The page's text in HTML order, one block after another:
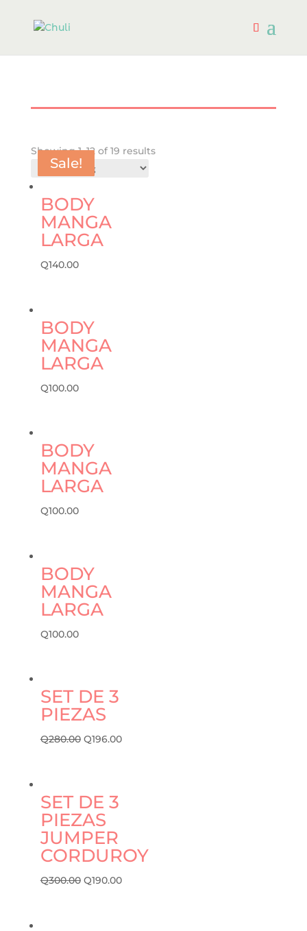
Showing 1–12 of 19 results
BODY
MANGA
LARGA
Q140.00
BODY
MANGA
LARGA
Q100.00
BODY
MANGA
LARGA
Q100.00
BODY
MANGA
LARGA
Q100.00
Sale!
SET DE 3
PIEZAS
Q280.00 Q196.00
Sale!
SET DE 3
PIEZAS
JUMPER
CORDUROY
Q300.00 Q190.00
Sale!
Sale!
Sale!
Sale!
Sale!
Sale!